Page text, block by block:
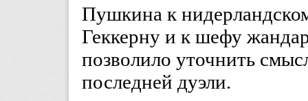
Пушкина к
Геккерну и к шефу
позволило уточнить
последней дуэли.